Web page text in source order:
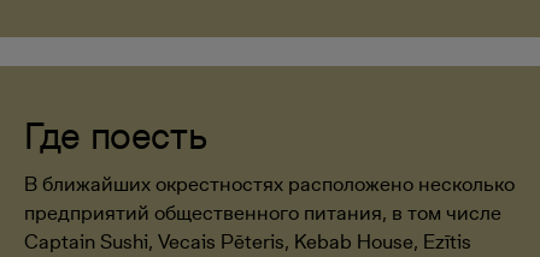
Где поесть
В ближайших окрестностях расположено несколько
предприятий общественного питания, в том числе
Captain Sushi, Vecais Pēteris, Kebab House, Ezītis